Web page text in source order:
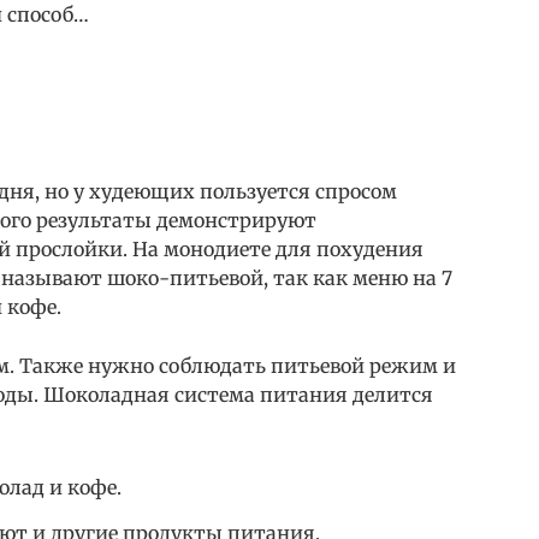
способ…
но у худеющих пользуется спросом
результаты демонстрируют
На монодиете для похудения
называют шоко-питьевой, так как меню на 7
кофе.
Также нужно соблюдать питьевой режим и
Шоколадная система питания делится
и кофе.
и другие продукты питания.